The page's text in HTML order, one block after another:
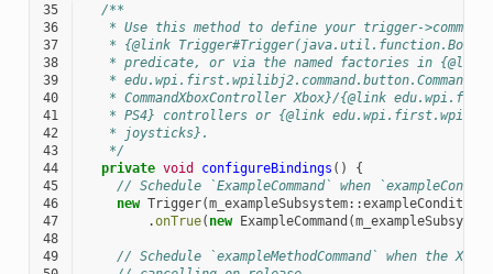
35
/**
36
* Use this method to define your trigger-
37
* {@link
38
   * predicate, or via the named factories in {@link
39
*
40
* CommandXboxController Xbox}/{@link
41
* PS4} controllers or {@link
42
   * joysticks}.
43
   */
44
private void configureBindings ()
{
45
// Schedule `ExampleCommand` when
46
new Trigger(m_exampleSubsystem::exampleCondition
47
.onTrue( new ExampleCommand (m_exampleSubsystem
48
49
// Schedule `exampleMethodCommand` when the